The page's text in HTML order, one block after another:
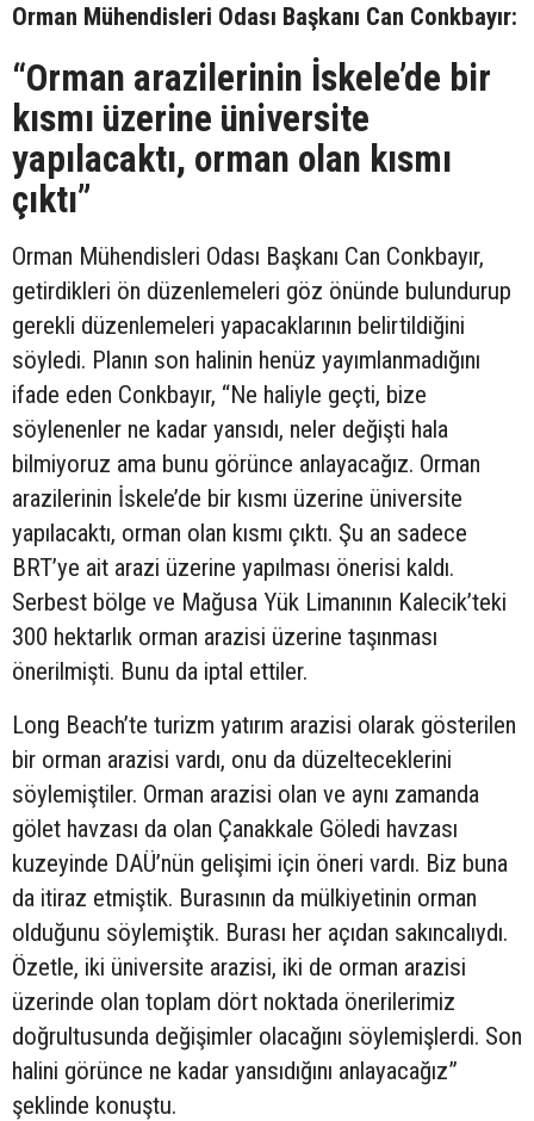
Orman Mühendisleri Odası Başkanı Can Conkbayır:
“Orman arazilerinin İskele’de bir
kısmı üzerine üniversite
yapılacaktı, orman olan kısmı
çıktı”
Orman Mühendisleri Odası Başkanı Can Conkbayır,
getirdikleri ön düzenlemeleri göz önünde bulundurup
gerekli düzenlemeleri yapacaklarının belirtildiğini
söyledi. Planın son halinin henüz yayımlanmadığını
ifade eden Conkbayır, “Ne haliyle geçti, bize
söylenenler ne kadar yansıdı, neler değişti hala
bilmiyoruz ama bunu görünce anlayacağız. Orman
arazilerinin İskele’de bir kısmı üzerine üniversite
yapılacaktı, orman olan kısmı çıktı. Şu an sadece
BRT’ye ait arazi üzerine yapılması önerisi kaldı.
Serbest bölge ve Mağusa Yük Limanının Kalecik’teki
300 hektarlık orman arazisi üzerine taşınması
önerilmişti. Bunu da iptal ettiler.
Long Beach’te turizm yatırım arazisi olarak gösterilen
bir orman arazisi vardı, onu da düzelteceklerini
söylemiştiler. Orman arazisi olan ve aynı zamanda
gölet havzası da olan Çanakkale Göledi havzası
kuzeyinde DAÜ’nün gelişimi için öneri vardı. Biz buna
da itiraz etmiştik. Burasının da mülkiyetinin orman
olduğunu söylemiştik. Burası her açıdan sakıncalıydı.
Özetle, iki üniversite arazisi, iki de orman arazisi
üzerinde olan toplam dört noktada önerilerimiz
doğrultusunda değişimler olacağını söylemişlerdi. Son
halini görünce ne kadar yansıdığını anlayacağız”
şeklinde konuştu.